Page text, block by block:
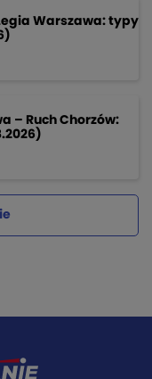
Warszawa: typy
– Ruch Chorzów: